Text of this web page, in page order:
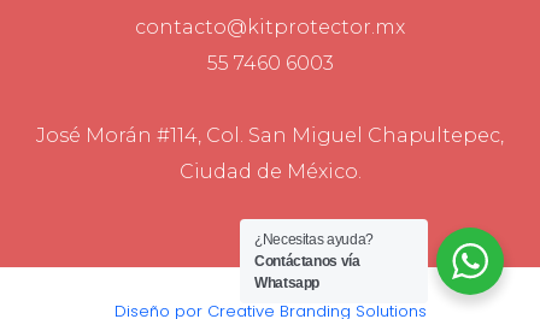
contacto@kitprotector.mx
55 7460 6003
José Morán #114, Col. San Miguel Chapultepec,
Ciudad de México.
Diseño por Creative Branding Solutions
¿Necesitas ayuda?
Contáctanos vía
Whatsapp